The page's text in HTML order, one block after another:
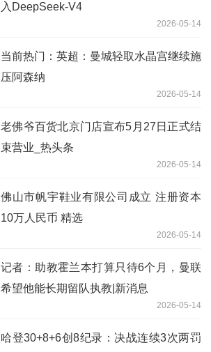
入DeepSeek-V4
2026-05-14
当前热门：英超：曼城轻取水晶宫继续施
压阿森纳
2026-05-14
老佛爷百货北京门店宣布5月27日正式结
束营业_热头条
2026-05-14
佛山市帆宇鞋业有限公司成立 注册资本
10万人民币 精选
2026-05-14
记者：助教霍兰本打算只待6个月，曼联
希望他能长期留队执教|新消息
2026-05-14
哈登30+8+6创8纪录：决战连续3次两罚